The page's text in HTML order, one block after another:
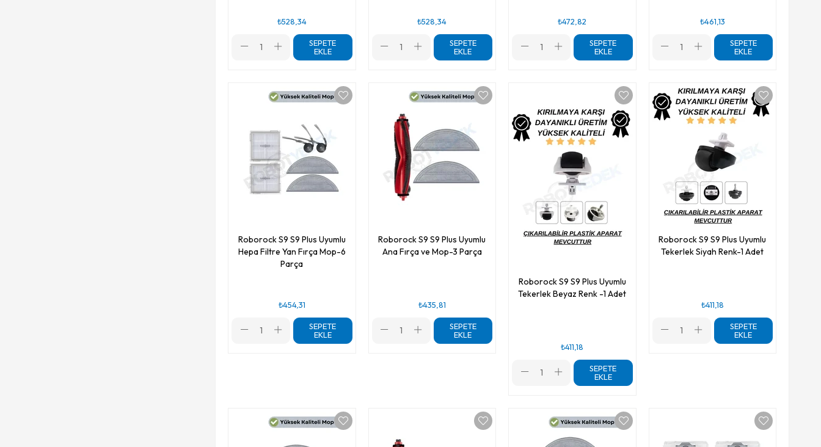
₺528,34
SEPETE
EKLE
₺528,34
SEPETE
EKLE
₺472,82
SEPETE
EKLE
₺461,13
SEPETE
EKLE
Roborock S9 S9 Plus Uyumlu
Hepa Filtre Yan Fırça Mop-6
Parça
₺454,31
SEPETE
EKLE
Roborock S9 S9 Plus Uyumlu
Ana Fırça ve Mop-3 Parça
₺435,81
SEPETE
EKLE
Roborock S9 S9 Plus Uyumlu
Tekerlek Beyaz Renk -1 Adet
₺411,18
SEPETE
EKLE
Roborock S9 S9 Plus Uyumlu
Tekerlek Siyah Renk-1 Adet
₺411,18
SEPETE
EKLE